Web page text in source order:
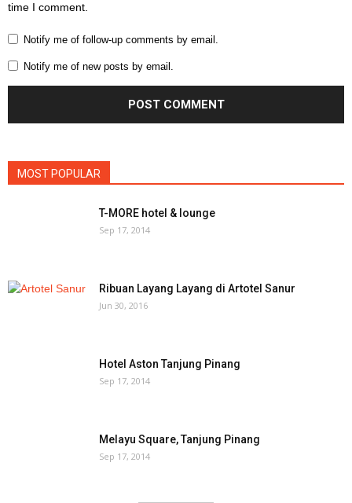
time I comment.
Notify me of follow-up comments by email.
Notify me of new posts by email.
MOST POPULAR
T-MORE hotel & lounge
Sep 17, 2014
Ribuan Layang Layang di Artotel Sanur
Jun 30, 2016
Hotel Aston Tanjung Pinang
Sep 17, 2014
Melayu Square, Tanjung Pinang
Sep 17, 2014